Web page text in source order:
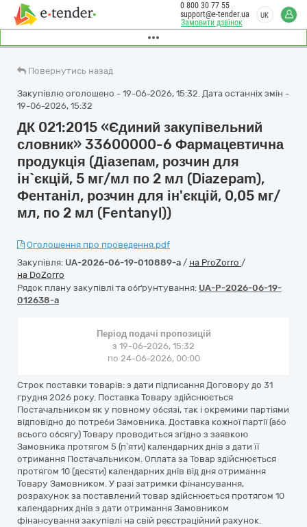
Замовити дзвінок
0 800 30 77 55
support@e-tender.ua
UK
Повернутись назад
Закупівлю оголошено - 19-06-2026, 15:32. Дата останніх змін -
19-06-2026, 15:32
ДК 021:2015 «Єдиний закупівельний
словник» 33600000-6 Фармацевтична
продукція (Діазепам, розчин для
ін`єкцій, 5 мг/мл по 2 мл (Diazepam),
Фентаніл, розчин для ін'єкцій, 0,05 мг/
мл, по 2 мл (Fentanyl))
Оголошення про проведення.pdf
Закупівля: UA-2026-06-19-010889-a / на ProZorro /
на DoZorro
Рядок плану закупівлі та обґрунтування: UA-P-2026-06-19-
012638-a
Період подачі пропозицій
з 19-06-2026, 15:32
по 24-06-2026, 00:00
Строк поставки товарів: з дати підписання Договору до 31
грудня 2026 року. Поставка Товару здійснюється
Постачальником як у повному обсязі, так і окремими партіями
відповідно до потреби Замовника. Доставка кожної партії (або
всього обсягу) Товару проводиться згідно з заявкою
Замовника протягом 5 (п’яти) календарних днів з дати її
отримання Постачальником. Оплата за Товар здійснюється
протягом 10 (десяти) календарних днів від дня отримання
Товару Замовником. У разі затримки фінансування,
розрахунок за поставлений товар здійснюється протягом 10
календарних днів з дати отримання Замовником
фінансування закупівлі на свій реєстраційний рахунок.